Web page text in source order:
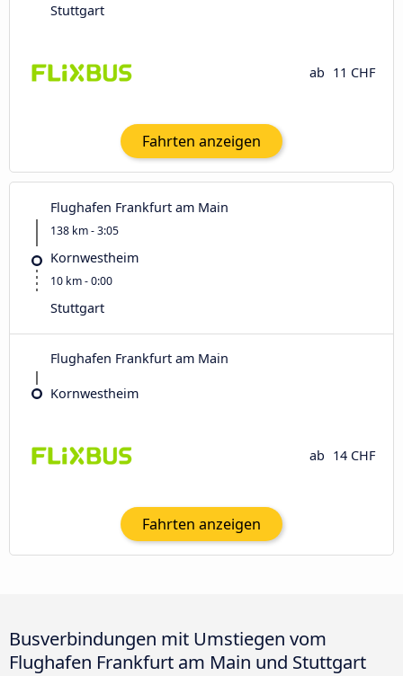
Stuttgart
ab 11 CHF
Fahrten anzeigen
Flughafen Frankfurt am Main
138 km - 3:05
Kornwestheim
10 km - 0:00
Stuttgart
Flughafen Frankfurt am Main
Kornwestheim
ab 14 CHF
Fahrten anzeigen
Busverbindungen mit Umstiegen vom
Flughafen Frankfurt am Main und Stuttgart